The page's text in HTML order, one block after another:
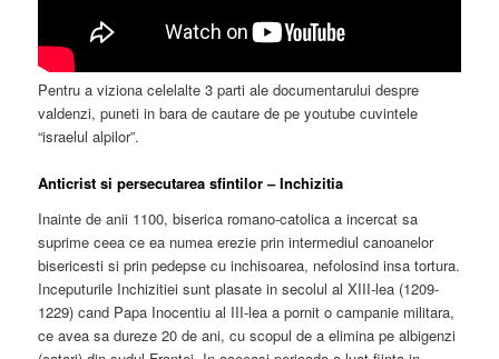
Pentru a viziona celelalte 3 parti ale documentarului despre
valdenzi, puneti in bara de cautare de pe youtube cuvintele
“israelul alpilor”.
Anticrist si persecutarea sfintilor – Inchizitia
Inainte de anii 1100, biserica romano-catolica a incercat sa
suprime ceea ce ea numea erezie prin intermediul canoanelor
bisericesti si prin pedepse cu inchisoarea, nefolosind insa tortura.
Inceputurile Inchizitiei sunt plasate in secolul al XIII-lea (1209-
1229) cand Papa Inocentiu al III-lea a pornit o campanie militara,
ce avea sa dureze 20 de ani, cu scopul de a elimina pe albigenzi